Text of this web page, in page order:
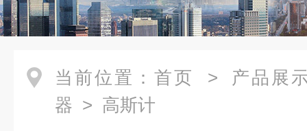
当前位置： 首页 > 产品展
器 > 高斯计